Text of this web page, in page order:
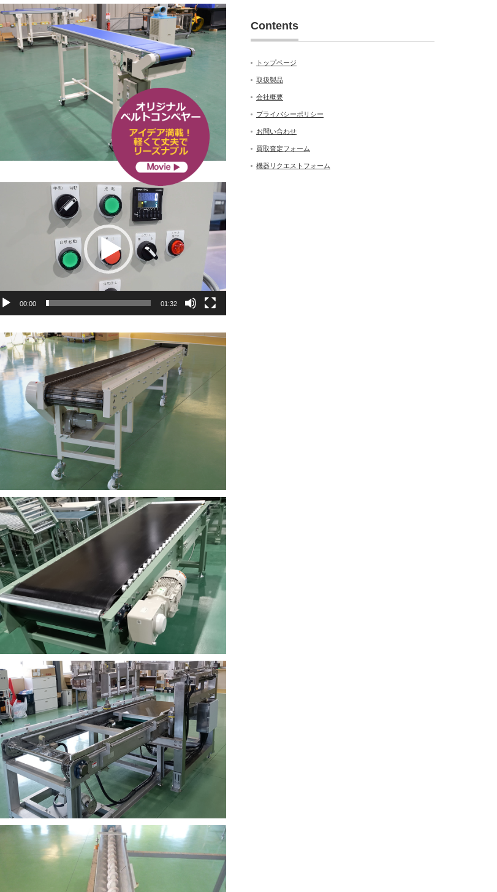
00:00 01:32
Contents
トップページ
取扱製品
会社概要
プライバシーポリシー
お問い合わせ
買取査定フォーム
機器リクエストフォーム